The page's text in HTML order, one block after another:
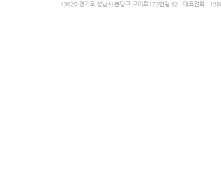
13620 경기도 성남시 분당구 구미로173번길 82 대표전화 :